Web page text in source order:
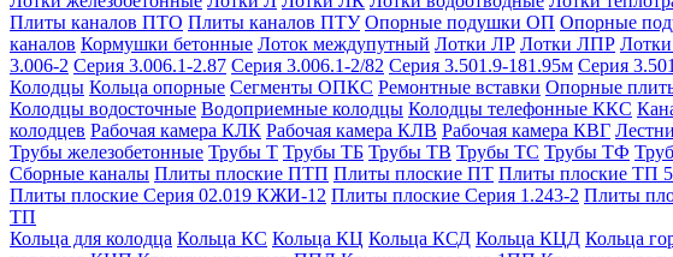
Плиты каналов ПТО Плиты каналов ПТУ Опорные подушки ОП Опорные
каналов Кормушки бетонные Лоток междупутный Лотки ЛР Лотки ЛПР Лотки
3.006-2 Серия 3.006.1-2.87 Серия 3.006.1-2/82 Серия 3.501.9-181.95м Серия
Колодцы Кольца опорные Сегменты ОПКС Ремонтные вставки Опорные
Колодцы водосточные Водоприемные колодцы Колодцы телефонные ККС
колодцев Рабочая камера КЛК Рабочая камера КЛВ Рабочая камера КВГ
Трубы железобетонные Трубы Т Трубы ТБ Трубы ТВ Трубы ТС Трубы ТФ
Сборные каналы Плиты плоские ПТП Плиты плоские ПТ Плиты плоские ТП
Плиты плоские Серия 02.019 КЖИ-12 Плиты плоские Серия 1.243-2 Плиты
ТП
Кольца для колодца Кольца КС Кольца КЦ Кольца КСД Кольца КЦД Кольца